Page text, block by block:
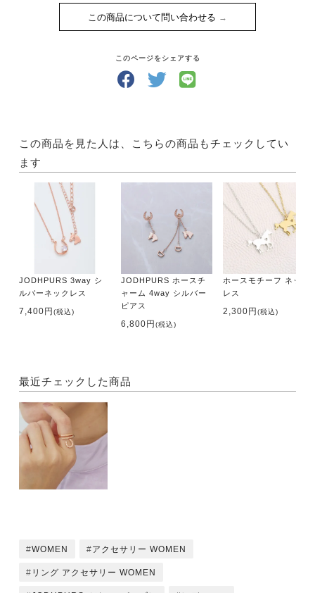
この商品について問い合わせる
このページをシェアする
この商品を見た人は、こちらの商品もチェックしてい
ます
JODHPURS 3way シ
ルバーネックレス
7,400円(税込)
JODHPURS ホースチ
ャーム 4way シルバー
ピアス
6,800円(税込)
ホースモチーフ ネック
レス
2,300円(税込)
最近チェックした商品
WOMEN アクセサリー WOMEN
リング アクセサリー WOMEN